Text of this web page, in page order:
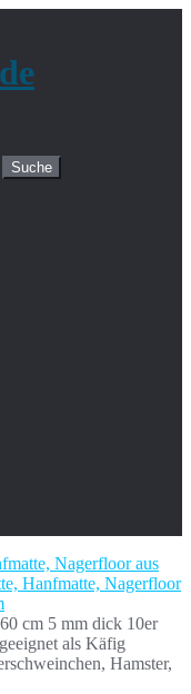
Suche
Nagerfloor aus
Hanfmatte, Nagerfloor
cm 5 mm dick 10er
als Käfig
Hamster,